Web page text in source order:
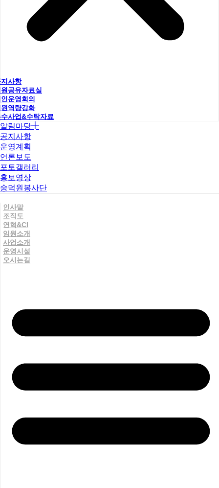
사항
공유자료실
운영회의
역량강화
사업&수탁자료
알림마당
공지사항
운영계획
언론보도
포토갤러리
홍보영상
숭덕원봉사단
인사말
조직도
연혁&CI
임원소개
사업소개
운영시설
오시는길